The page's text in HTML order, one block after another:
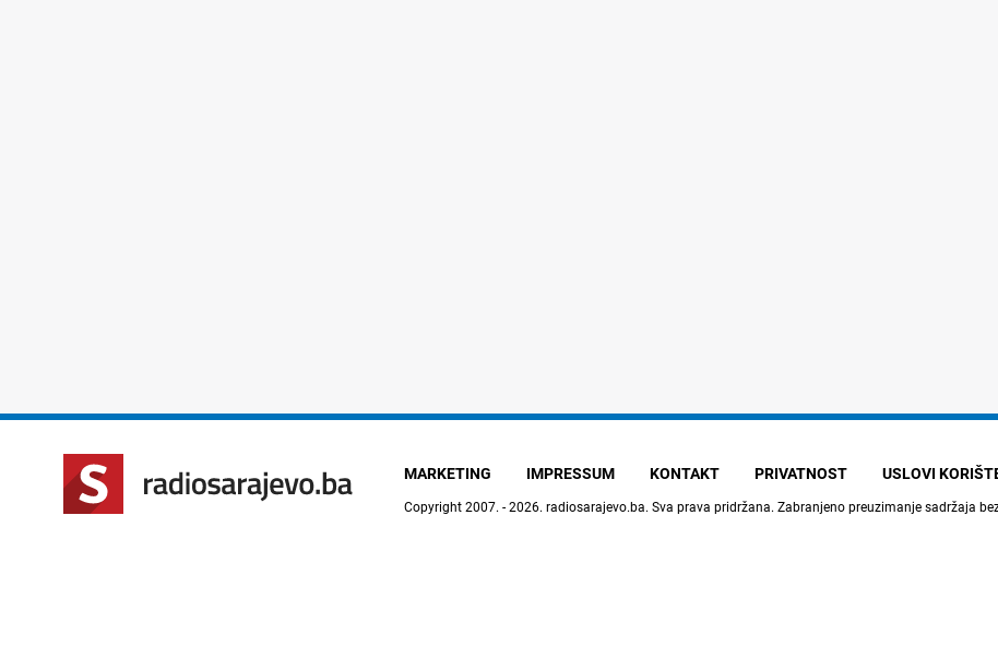
MARKETING IMPRESSUM KONTAKT PRIVATNOST USLOVI
Copyright 2007. - 2026. radiosarajevo.ba. Sva prava pridržana. Zabranjeno preuzimanje sadržaja